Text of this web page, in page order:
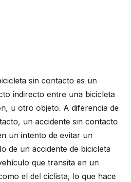
sin contacto es un
indirecto entre una bicicleta
u otro objeto. A diferencia de
un accidente sin contacto
un intento de evitar un
de un accidente de bicicleta
que transita en un
el del ciclista, lo que hace